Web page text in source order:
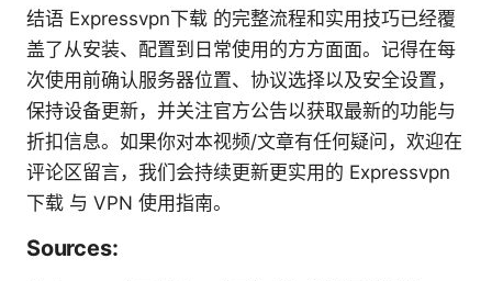
结语 Expressvpn下载 的完整流程和实用技巧已经覆
盖了从安装、配置到日常使用的方方面面。记得在每
次使用前确认服务器位置、协议选择以及安全设置，
保持设备更新，并关注官方公告以获取最新的功能与
折扣信息。如果你对本视频/文章有任何疑问，欢迎在
评论区留言，我们会持续更新更实用的 Expressvpn
下载 与 VPN 使用指南。
Sources: